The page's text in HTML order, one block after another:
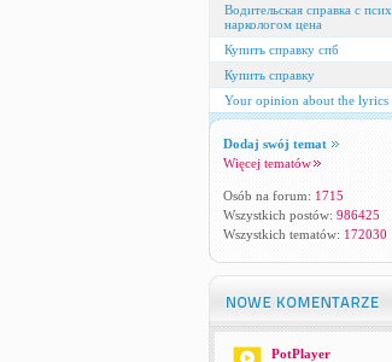
Водительская справка с
наркологом цена
Купить справку спб
Купить справку
Your opinion about the lyrics
Dodaj swój temat
Więcej tematów
Osób na forum: 1715
Wszystkich postów: 986425
Wszystkich tematów: 172030
PotPlayer